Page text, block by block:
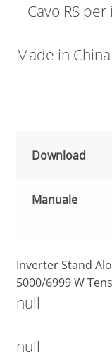
– Cavo RS
Made in China
Download
Manuale
Inverter Stand
5000/6999 W
null
null